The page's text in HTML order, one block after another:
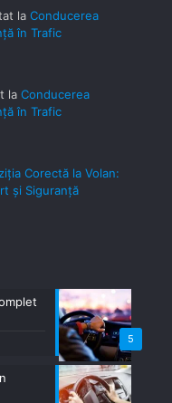
la Conducerea
în Trafic
la Conducerea
în Trafic
Corectă la Volan:
și Siguranță
5